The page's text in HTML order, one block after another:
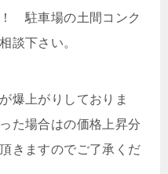
駐車場の土間コンク
談下さい。
爆上がりしておりま
た場合はの価格上昇分
きますのでご了承くだ